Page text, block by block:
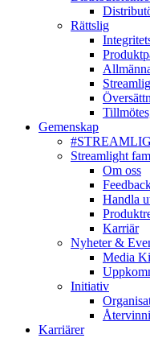
Rättslig
Gemenskap
Streamlight
Om oss
Handla
Karriär
Nyheter &
Media
Initiativ
Karriärer